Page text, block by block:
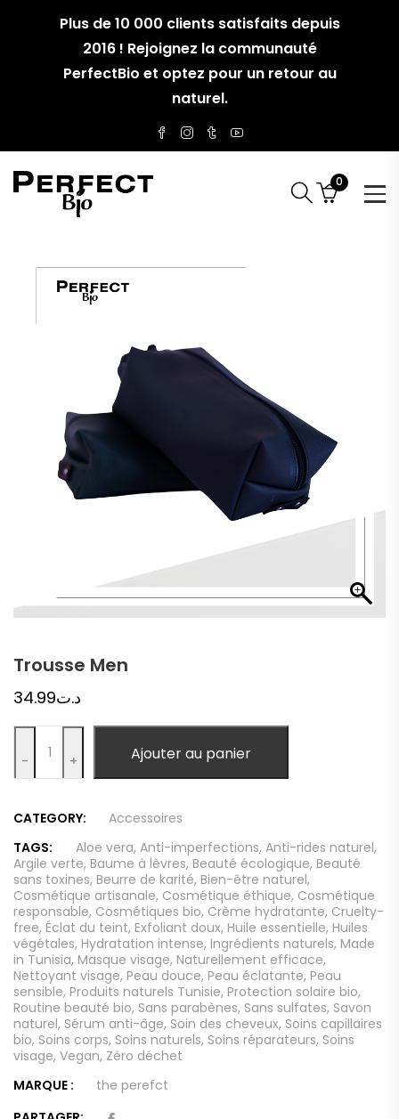
Plus de 10 000 clients satisfaits depuis
2016 ! Rejoignez la communauté
PerfectBio et optez pour un retour au
naturel.
0
Trousse Men
د.ت34.99
-
+ Ajouter au panier
CATEGORY:
Accessoires
TAGS:
Aloe vera, Anti-imperfections, Anti-rides naturel,
Argile verte, Baume à lèvres, Beauté écologique, Beauté
sans toxines, Beurre de karité, Bien-être naturel,
Cosmétique artisanale, Cosmétique éthique, Cosmétique
responsable, Cosmétiques bio, Crème hydratante, Cruelty-
free, Éclat du teint, Exfoliant doux, Huile essentielle, Huiles
végétales, Hydratation intense, Ingrédients naturels, Made
in Tunisia, Masque visage, Naturellement efficace,
Nettoyant visage, Peau douce, Peau éclatante, Peau
sensible, Produits naturels Tunisie, Protection solaire bio,
Routine beauté bio, Sans parabènes, Sans sulfates, Savon
naturel, Sérum anti-âge, Soin des cheveux, Soins capillaires
bio, Soins corps, Soins naturels, Soins réparateurs, Soins
visage, Vegan, Zéro déchet
MARQUE :
the perefct